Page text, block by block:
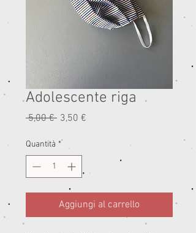
Adolescente riga
5,00 € Prezzo
3,50 €
Quantità *
Aggiungi al carrello